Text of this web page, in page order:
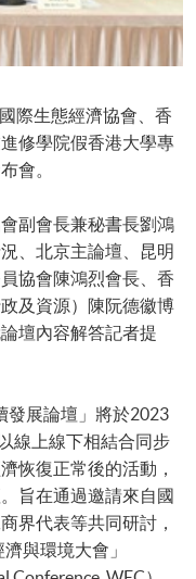
際生態經濟協會、香
修學院假香港大學專
會。
副會長兼秘書長劉鴻
、北京主論壇、昆明
協會陳鴻烈會長、香
及資源）陳阮德徽博
壇內容解答記者提
發展論壇」將於2023
線上線下相結合同步
恢復正常後的活動，
旨在通過邀請來自國
界代表等共同研討，
與環境大會」